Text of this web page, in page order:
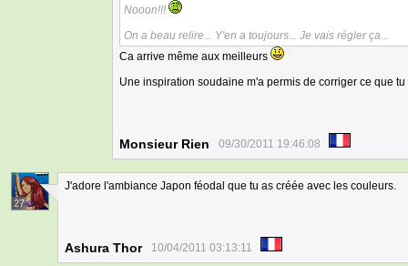
Nooon!!!
On a beau relire... Y'en a toujours... Je vais régler ça...
Ca arrive même aux meilleurs
Une inspiration soudaine m'a permis de corriger ce que
Monsieur Rien 09/30/2011 19:46:08
27
J'adore l'ambiance Japon féodal que tu as créée avec les couleurs.
Ashura Thor 10/04/2011 03:13:11